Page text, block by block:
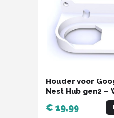
Houder voor
Nest Hub gen2 –
€ 19,99